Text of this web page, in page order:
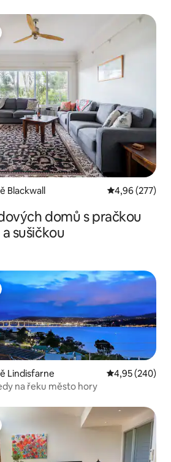
u hostů
Blackwall Průměrné
4,96 (277)
domů s pračkou
a sušičkou
u hostů
Lindisfarne Průměrné
4,95 (240)
na řeku město hory
u hostů